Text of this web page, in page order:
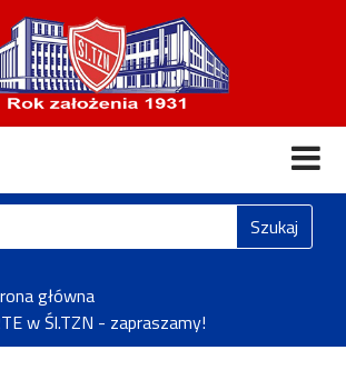
główna
w Śl.TZN - zapraszamy!
Szukaj